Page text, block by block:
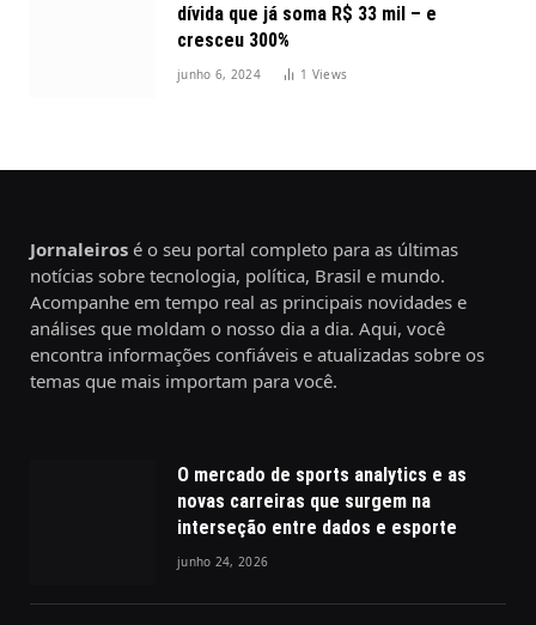
dívida que já soma R$ 33 mil – e
cresceu 300%
junho 6, 2024 1 Views
Jornaleiros é o seu portal completo para as últimas
notícias sobre tecnologia, política, Brasil e mundo.
Acompanhe em tempo real as principais novidades e
análises que moldam o nosso dia a dia. Aqui, você
encontra informações confiáveis e atualizadas sobre os
temas que mais importam para você.
O mercado de sports analytics e as
novas carreiras que surgem na
interseção entre dados e esporte
junho 24, 2026